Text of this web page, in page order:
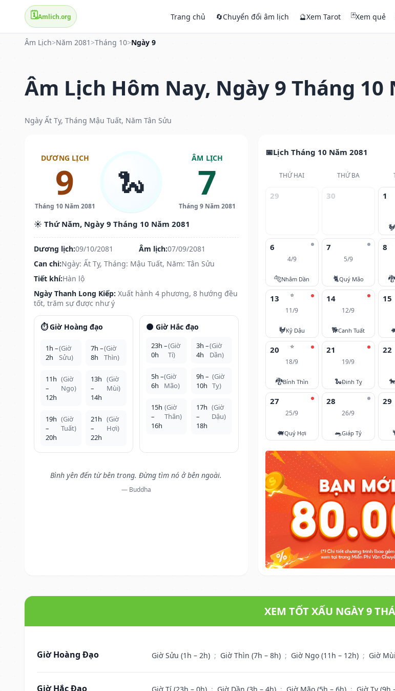
🗓️Amlich.org Trang chủ 🔄Chuyển đổi âm lịch 🔮Xem Tarot 🃏Xem quẻ
Âm Lịch>Năm 2081 >Tháng 10>Ngày 9
Âm Lịch Hôm Nay, Ngày 9 Tháng 10
Ngày Ất Tỵ, Tháng Mậu Tuất, Năm Tân Sửu
DƯƠNG LỊCH
9
Tháng 10 Năm 2081
🐍
ÂM LỊCH
7
Tháng 9 Năm 2081
☀️ Thứ Năm, Ngày 9 Tháng 10 Năm 2081
Dương lịch:09/10/2081 Âm lịch:07/09/2081
Can chi:Ngày: Ất Tỵ, Tháng: Mậu Tuất, Năm: Tân Sửu
Tiết khí:Hàn lộ
Ngày Thanh Long Kiếp: Xuất hành 4 phương, 8 hướng đều
tốt, trăm sự được như ý
⏱️ Giờ Hoàng đạo
1h –
2h
(Giờ
Sửu)
7h –
8h
(Giờ
Thìn)
11h
–
12h
(Giờ
Ngọ)
13h
–
14h
(Giờ
Mùi)
19h
–
20h
(Giờ
Tuất)
21h
–
22h
(Giờ
Hợi)
🌑 Giờ Hắc đạo
23h –
0h
(Giờ
Tí)
3h –
4h
(Giờ
Dần)
5h –
6h
(Giờ
Mão)
9h –
10h
(Giờ
Tỵ)
15h
–
16h
(Giờ
Thân)
17h
–
18h
(Giờ
Dậu)
Bình yên đến từ bên trong. Đừng tìm nó ở bên ngoài.
— Buddha
Lịch Tháng 10 Năm 2081
THỨ HAI THỨ BA
29 30 1
6
4/9
🐅Nhâm Dần
7
5/9
🐈Quý Mão
8
🐉
⭐
13
11/9
🐓Kỷ Dậu
14
12/9
🐕Canh Tuất
15
⭐
20
18/9
🐉Bính Thìn
21
19/9
🐍Đinh Tỵ
22
27
25/9
🐖Quý Hợi
28
26/9
🐀Giáp Tý
29
XEM TỐT XẤU NGÀY 9
Giờ Hoàng Đạo Giờ Sửu (1h – 2h) ; Giờ Thìn (7h – 8h) ; Giờ Ngọ (11h – 12h) ; Giờ
Giờ Hắc Đạo